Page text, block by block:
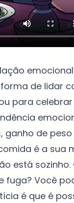
de lidar
para celebrar
ganho de
é a sua
está
Você
é que é